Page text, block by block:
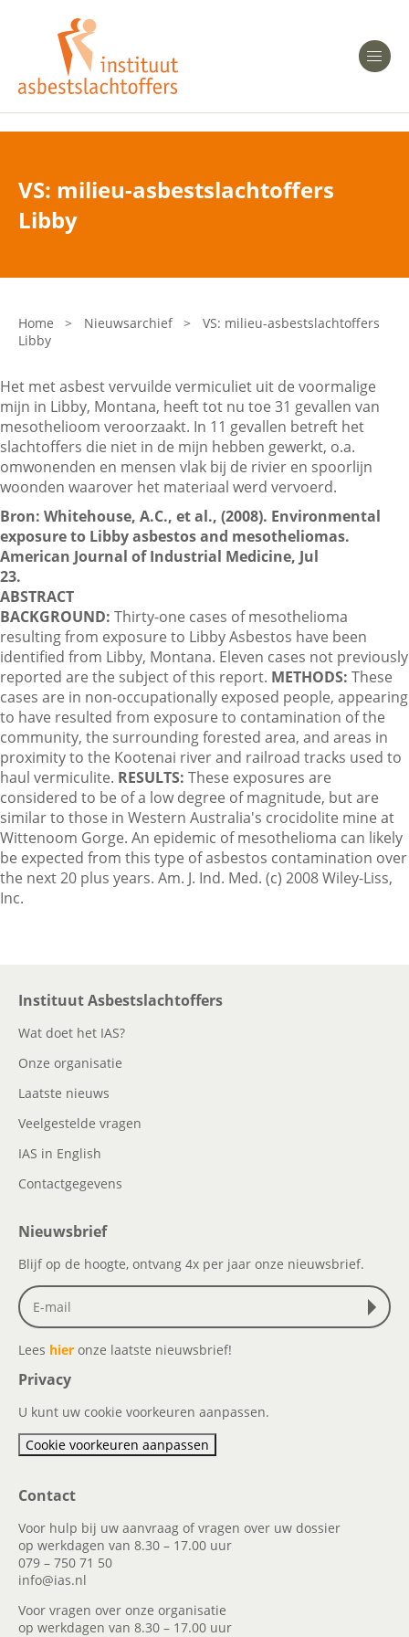
Heeft u Mesothelioom?
Heeft u Asbestose?
Bent u arts?
Asbest en Gezondheid
Laatste nieuws
Onze organisatie
Veelgestelde vragen
Contactgegevens
Zoeken
VS: milieu-asbestslachtoffers
Libby
Home > Nieuwsarchief >
VS: milieu-asbestslachtoffers
Libby
Het met asbest vervuilde vermiculiet uit de voormalige
mijn in Libby, Montana, heeft tot nu toe 31 gevallen van
mesothelioom veroorzaakt. In 11 gevallen betreft het
slachtoffers die niet in de mijn hebben gewerkt, o.a.
omwonenden en mensen vlak bij de rivier en spoorlijn
woonden waarover het materiaal werd vervoerd.
Bron: Whitehouse, A.C., et al., (2008). Environmental
exposure to Libby asbestos and mesotheliomas.
American Journal of Industrial Medicine, Jul
23.
ABSTRACT
BACKGROUND: Thirty-one cases of mesothelioma
resulting from exposure to Libby Asbestos have been
identified from Libby, Montana. Eleven cases not previously
reported are the subject of this report. METHODS: These
cases are in non-occupationally exposed people, appearing
to have resulted from exposure to contamination of the
community, the surrounding forested area, and areas in
proximity to the Kootenai river and railroad tracks used to
haul vermiculite. RESULTS: These exposures are
considered to be of a low degree of magnitude, but are
similar to those in Western Australia's crocidolite mine at
Wittenoom Gorge. An epidemic of mesothelioma can likely
be expected from this type of asbestos contamination over
the next 20 plus years. Am. J. Ind. Med. (c) 2008 Wiley-Liss,
Inc.
Instituut Asbestslachtoffers
Wat doet het IAS?
Onze organisatie
Laatste nieuws
Veelgestelde vragen
IAS in English
Contactgegevens
Nieuwsbrief
Blijf op de hoogte, ontvang 4x per jaar onze nieuwsbrief.
Lees hier onze laatste nieuwsbrief!
Privacy
U kunt uw cookie voorkeuren aanpassen.
Cookie voorkeuren aanpassen
Contact
Voor hulp bij uw aanvraag of vragen over uw dossier
op werkdagen van 8.30 – 17.00 uur
079 – 750 71 50
info@ias.nl
Voor vragen over onze organisatie
op werkdagen van 8.30 – 17.00 uur